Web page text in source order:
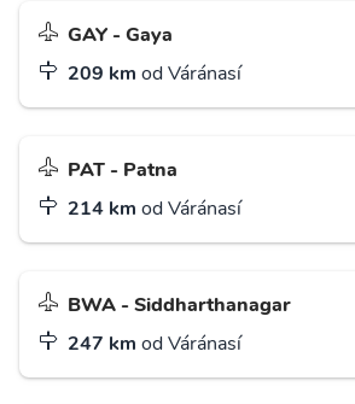
GAY - Gaya
209 km od Váránasí
PAT - Patna
214 km od Váránasí
BWA - Siddharthanagar
247 km od Váránasí